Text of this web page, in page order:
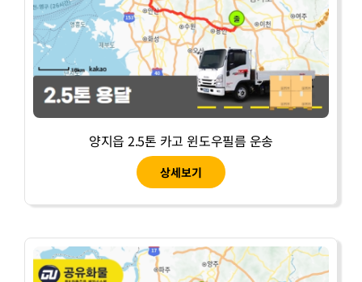
양지읍 2.5톤 카고 윈도우필름 운송
상세보기